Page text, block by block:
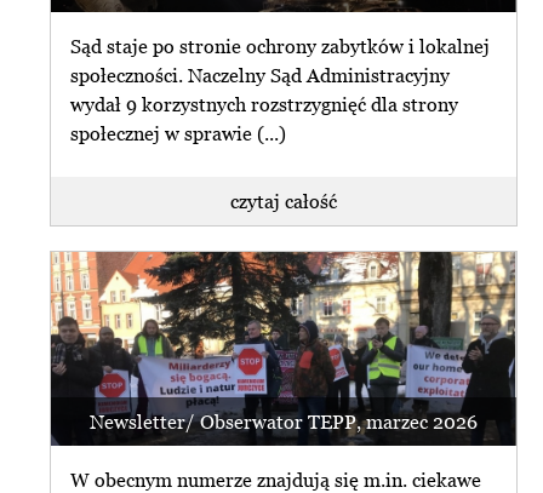
Sąd staje po stronie ochrony zabytków i lokalnej
społeczności. Naczelny Sąd Administracyjny
wydał 9 korzystnych rozstrzygnięć dla strony
społecznej w sprawie (...)
czytaj całość
Newsletter/ Obserwator TEPP, marzec 2026
W obecnym numerze znajdują się m.in. ciekawe